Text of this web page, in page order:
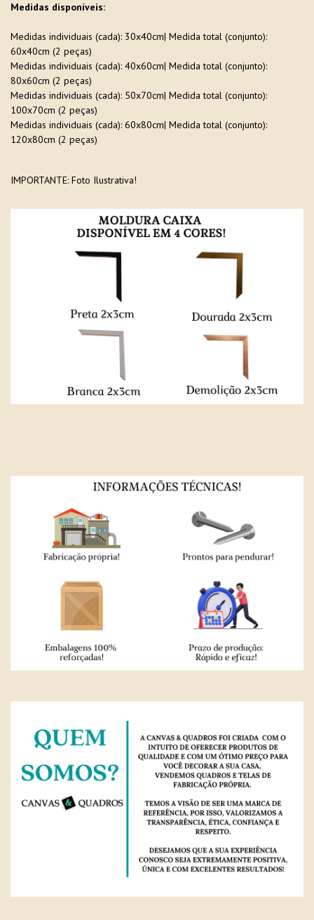
Medidas disponíveis:
Medidas individuais (cada): 30x40cm| Medida total (conjunto):
60x40cm (2 peças)
Medidas individuais (cada): 40x60cm| Medida total (conjunto):
80x60cm (2 peças)
Medidas individuais (cada): 50x70cm| Medida total (conjunto):
100x70cm (2 peças)
Medidas individuais (cada): 60x80cm| Medida total (conjunto):
120x80cm (2 peças)
IMPORTANTE: Foto Ilustrativa!